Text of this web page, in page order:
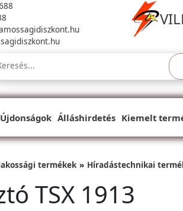
Újdonságok Álláshirdetés Kiemelt
termékek Híradástechnikai
TSX 1913